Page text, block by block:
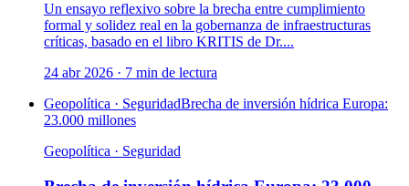
Un ensayo reflexivo sobre la brecha entre cumplimiento
formal y solidez real en la gobernanza de infraestructuras
críticas, basado en el libro KRITIS de Dr....
24 abr 2026 · 7 min de lectura
Geopolítica · SeguridadBrecha de inversión hídrica Europa:
23.000 millones
Geopolítica · Seguridad